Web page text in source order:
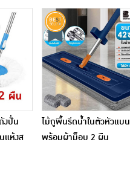
งปั่น
แห้งส
ไม้ถูพื้นรีดน้ำในตัวหัวแบน
พร้อมผ้าม็อบ 2 ผืน